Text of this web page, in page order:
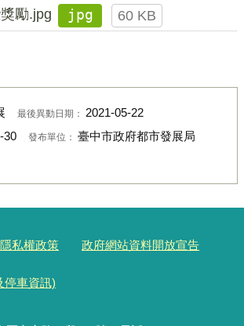
勵.jpg jpg 60 KB
最後異動日期： 2021-05-22
30 發布單位： 臺中市政府都市發展局
隱私權政策 政府網站資料開放宣告
停車資訊)